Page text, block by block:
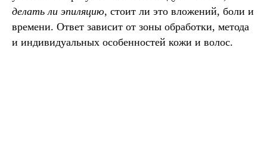
делать ли эпиляцию, стоит ли это вложений, боли и
времени. Ответ зависит от зоны обработки, метода
и индивидуальных особенностей кожи и волос.